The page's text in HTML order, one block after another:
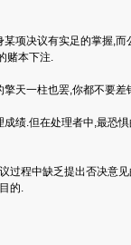
项决议有实足的掌握,
赌本下注.
天一柱也罢,你都不要
绩.但在处理者中,最恐
程中缺乏提出否决意
的.